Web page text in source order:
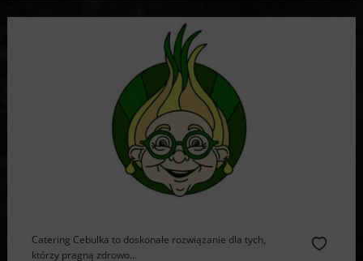
Catering Cebulka to doskonałe rozwiązanie dla tych,
którzy pragną zdrowo...